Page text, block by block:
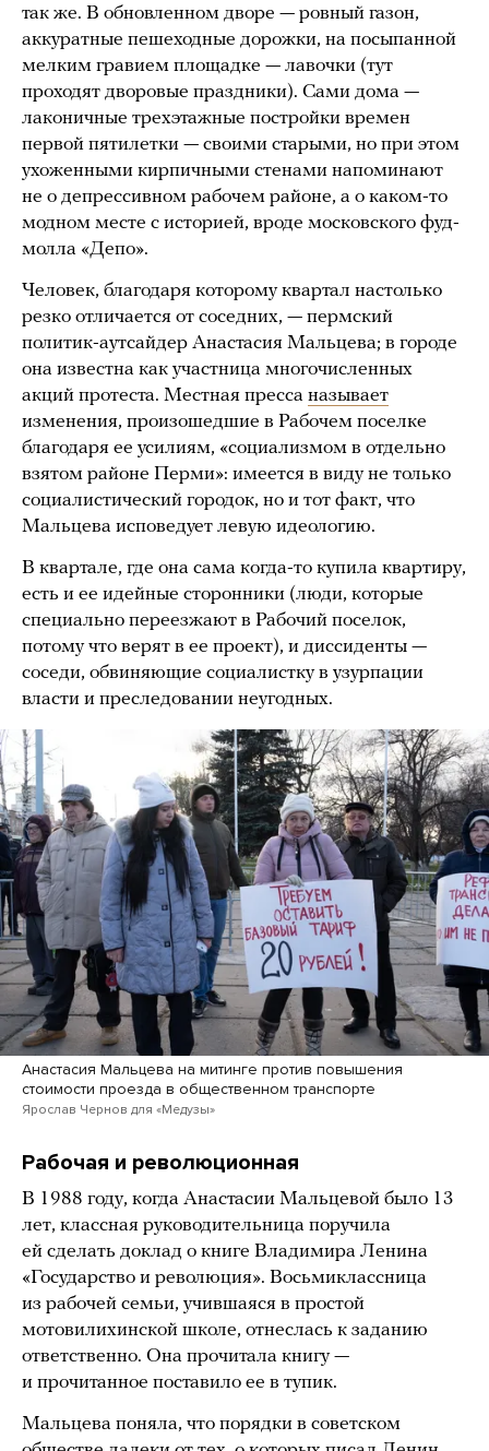
так же. В обновленном дворе — ровный газон,
аккуратные пешеходные дорожки, на посыпанной
мелким гравием площадке — лавочки (тут
проходят дворовые праздники). Сами дома —
лаконичные трехэтажные постройки времен
первой пятилетки — своими старыми, но при этом
ухоженными кирпичными стенами напоминают
не о депрессивном рабочем районе, а о каком-то
модном месте с историей, вроде московского фуд-
молла «Депо».
Человек, благодаря которому квартал настолько
резко отличается от соседних, — пермский
политик-аутсайдер Анастасия Мальцева; в городе
она известна как участница многочисленных
акций протеста. Местная пресса называет
изменения, произошедшие в Рабочем поселке
благодаря ее усилиям, «социализмом в отдельно
взятом районе Перми»: имеется в виду не только
социалистический городок, но и тот факт, что
Мальцева исповедует левую идеологию.
В квартале, где она сама когда-то купила квартиру,
есть и ее идейные сторонники (люди, которые
специально переезжают в Рабочий поселок,
потому что верят в ее проект), и диссиденты —
соседи, обвиняющие социалистку в узурпации
власти и преследовании неугодных.
Анастасия Мальцева на митинге против повышения
стоимости проезда в общественном транспорте
Ярослав Чернов для «Медузы»
Рабочая и революционная
В 1988 году, когда Анастасии Мальцевой было 13
лет, классная руководительница поручила
ей сделать доклад о книге Владимира Ленина
«Государство и революция». Восьмиклассница
из рабочей семьи, учившаяся в простой
мотовилихинской школе, отнеслась к заданию
ответственно. Она прочитала книгу —
и прочитанное поставило ее в тупик.
Мальцева поняла, что порядки в советском